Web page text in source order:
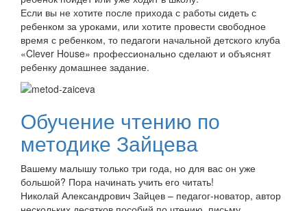
Если вы не хотите после прихода с работы сидеть с
ребенком за уроками, или хотите провести свободное
время с ребенком, то педагоги начальной детского клуба
«Clever House» профессионально сделают и объяснят
ребенку домашнее задание.
Обучение чтению по
методике Зайцева
Вашему малышу только три года, но для вас он уже
большой? Пора начинать учить его читать!
Николай Александрович Зайцев – педагог-новатор, автор